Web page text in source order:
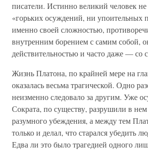
писатели. Истинно великий человек
«горьких осуждений, ни упоительных
именно своей сложностью,
внутренним борением с самим собой,
действительностью и часто даже — со
Жизнь Платона, по крайней мере на
оказалась весьма трагической. Одно
неизменно следовало за другим. Уже
Сократа, по существу, разрушили в
разумного убеждения, а между тем
только и делал, что старался убедить
Едва ли это было трагедией одного